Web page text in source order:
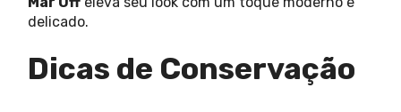
delicado.
Dicas de Conservação